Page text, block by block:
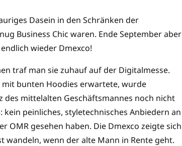
Dasein in den Schränken der
Business Chic waren. Ende September aber
wieder Dmexco!
traf man sie zuhauf auf der Digitalmesse.
mit bunten Hoodies erwartete, wurde
mittelalten Geschäftsmannes noch nicht
peinliches, styletechnisches Anbiedern an
OMR gesehen haben. Die Dmexco zeigte sich
wandeln, wenn der alte Mann in Rente geht.